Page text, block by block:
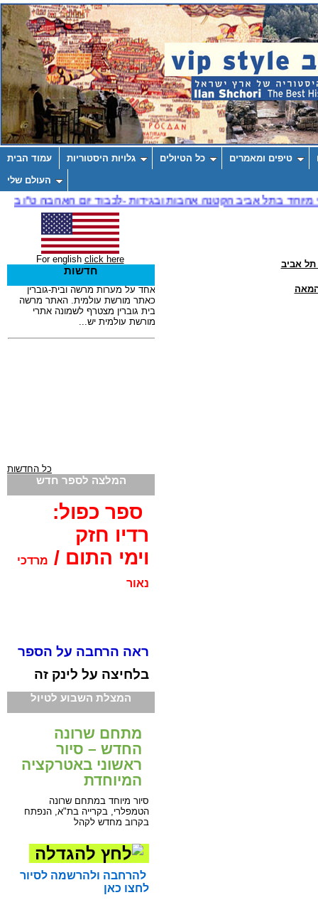
עמוד הבית גלויות היסטוריות כל הטיולים טיפים ומאמרים
העולם שלי
תל אביב For english click here
חדשות
כל החדשות
המלצה לספר חדש
ספר כפול:
רדיו חזק
וימי התום / מרדכי
נאור
ראה הרחבה על הספר
בלחיצה על לינק זה
המצלת השבוע לטיול
מתחם שרונה
החדש – סיור
ראשוני באטרקציה
המיוחדת
סיור מיוחד במתחם שרונה
הטמפלרי, בקרייה בת"א, הנפתח
בקרוב מחדש לקהל
להרחבה ולהרשמה לסיור
לחצו כאן